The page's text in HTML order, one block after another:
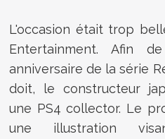
L'occasion était trop
Entertainment. Afin
anniversaire de la série
doit, le constructeur
une PS4 collector. Le
une illustration